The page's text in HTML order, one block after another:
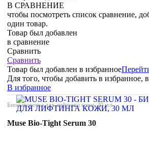
В СРАВНЕНИЕ
чтобы посмотреть список сравнение,
один товар.
Товар был добавлен
в сравнение
Сравнить
Сравнить
Товар был добавлен в избранное
Для того, чтобы добавить в избранное,
В избранное
Биосыворотка для лифтинга кожи, 30 мл
Muse Bio-Tight Serum 30